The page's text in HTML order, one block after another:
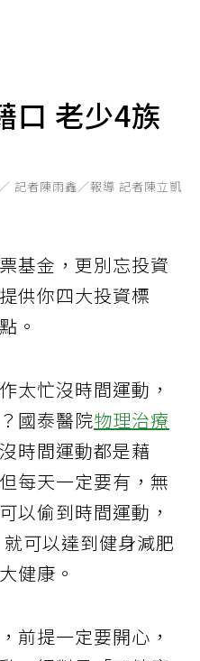
口 老少4族
記者陳雨鑫／報導 記者陳立凱
基金，更別忘投資
供你四大投資標
。
太忙沒時間運動，
國泰醫院物理治療
時間運動都是藉
每天一定要有，無
以偷到時間運動，
可以達到健身減肥
健康。
前提一定要開心，